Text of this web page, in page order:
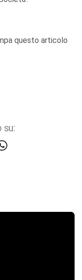
questo articolo
su: